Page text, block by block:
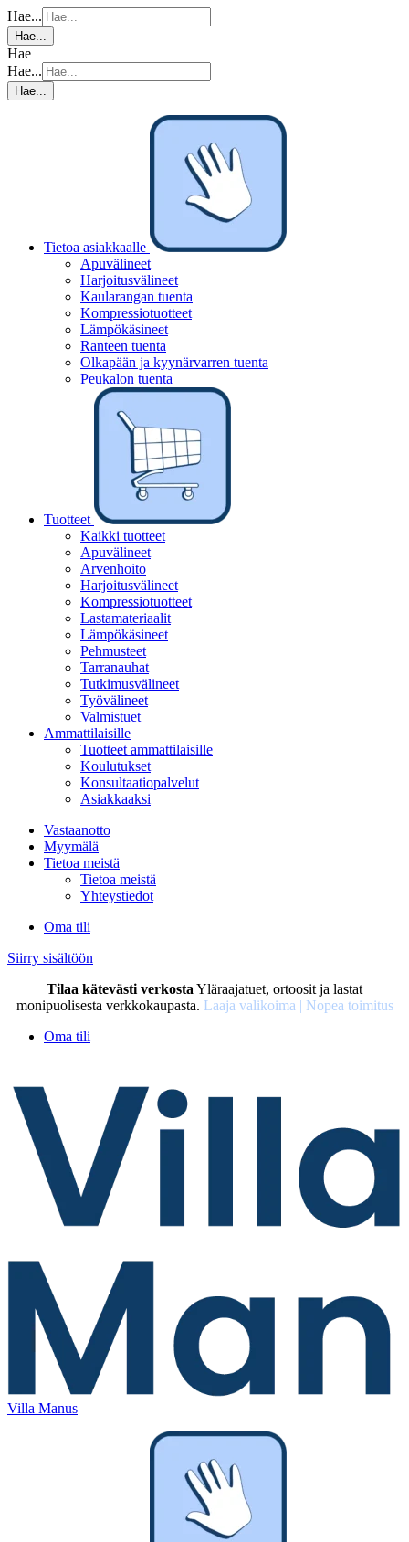
Hae...
Hae...
Hae
Hae...
Hae...
Tietoa asiakkaalle
Apuvälineet
Harjoitusvälineet
Kaularangan tuenta
Kompressiotuotteet
Lämpökäsineet
Ranteen tuenta
Olkapään ja kyynärvarren tuenta
Peukalon tuenta
Tuotteet
Kaikki tuotteet
Apuvälineet
Arvenhoito
Harjoitusvälineet
Kompressiotuotteet
Lastamateriaalit
Lämpökäsineet
Pehmusteet
Tarranauhat
Tutkimusvälineet
Työvälineet
Valmistuet
Ammattilaisille
Tuotteet ammattilaisille
Koulutukset
Konsultaatiopalvelut
Asiakkaaksi
Vastaanotto
Myymälä
Tietoa meistä
Tietoa meistä
Yhteystiedot
Oma tili
Siirry sisältöön
Tilaa kätevästi verkosta Yläraajatuet, ortoosit ja lastat
monipuolisesta verkkokaupasta. Laaja valikoima | Nopea toimitus
Oma tili
Villa Manus